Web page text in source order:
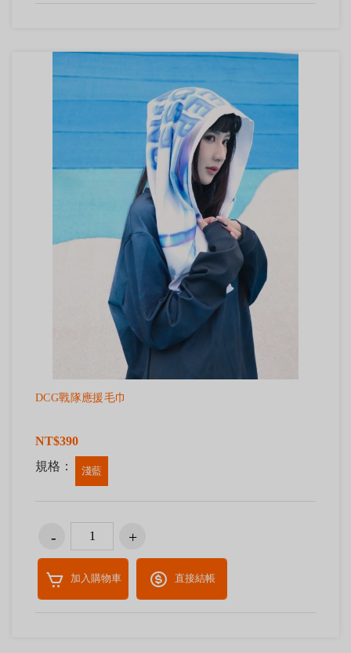
DCG戰隊應援毛巾
NT$390
規格：
淺藍
加入購物車 直接結帳